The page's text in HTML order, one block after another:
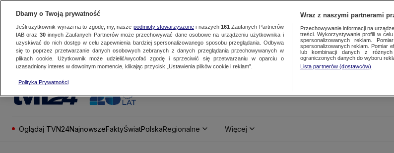
Oglądaj TVN24NajnowszeFaktyŚwiatPolskaRegionalne Więcej
Dbamy o Twoją prywatność
Jeśli użytkownik wyrazi na to zgodę, my, nasze podmioty stowarzyszonei naszych 161 Zaufanych Partnerów
IAB oraz 30innych Zaufanych Partnerów może przechowywać dane osobowe na urządzeniu użytkownika i
uzyskiwać do nich dostęp w celu zapewnienia bardziej spersonalizowanego sposobu przeglądania. Odbywa
się to poprzez przetwarzanie danych osobowych zebranych z danych przeglądania przechowywanych w
plikach cookie. Użytkownik może udzielić/wycofać zgodę i sprzeciwić się przetwarzaniu w oparciu o
uzasadniony interes w dowolnym momencie, klikając przycisk „Ustawienia plików cookie i reklam”.
Polityka Prywatności
Wraz z naszymi partnerami
Przechowywanie informacji na
treści. Wykorzystywanie profili w
spersonalizowanych reklam.
spersonalizowanych reklam. Pomiar
lub kombinacji danych z różnych
ograniczonych danych do wyboru
Lista partnerów (dostawców)